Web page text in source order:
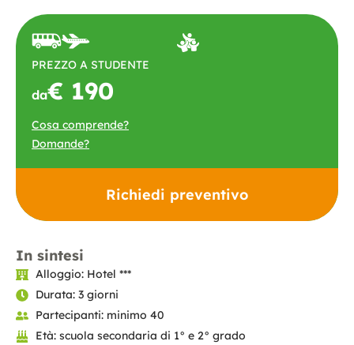
PREZZO A STUDENTE
da€ 190
Cosa comprende?
Domande?
Richiedi preventivo
In sintesi
Alloggio: Hotel ***
Durata: 3 giorni
Partecipanti: minimo 40
Età: scuola secondaria di 1° e 2° grado